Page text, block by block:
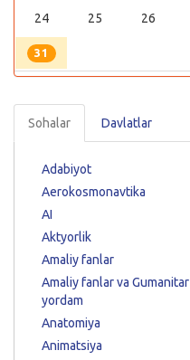
24 25 26
31
Sohalar Davlatlar
Adabiyot
Aerokosmonavtika
AI
Aktyorlik
Amaliy fanlar
Amaliy fanlar va Gumanitar
yordam
Anatomiya
Animatsiya